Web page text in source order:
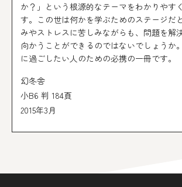
か？」という根源的なテーマをわかりやす
す。この世は何かを学ぶためのステージだ
みやストレスに苦しみながらも、問題を解
向かうことができるのではないでしょうか
に過ごしたい人のための必携の一冊です。
幻冬舎
小B6 判 184頁
2015年3月